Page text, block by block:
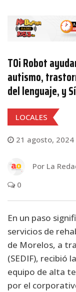
TOi Robot
autismo,
del lenguaje, y
LOCALES
21 agosto, 2024
Por La
0
En un paso
servicios de
de Morelos, a
(SEDIF), recibió
equipo de alta
por el